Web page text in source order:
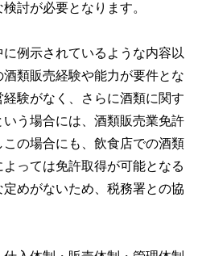
討が必要となります。
例示されているような内容以
類販売経験や能力が要件とな
験がなく、さらに酒類に関す
う場合には、酒類販売業免許
の場合にも、飲食店での酒類
っては免許取得が可能となる
めがないため、税務署との協